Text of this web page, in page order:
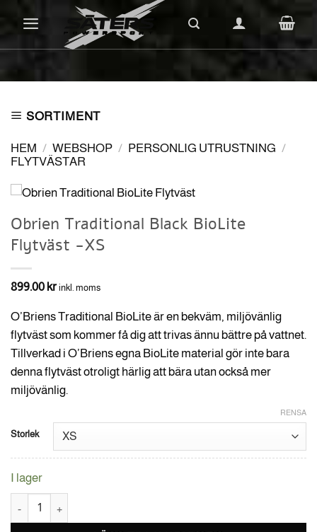
SORTIMENT
HEM / WEBSHOP / PERSONLIG UTRUSTNING /
FLYTVÄSTAR
Obrien Traditional Black BioLite
Flytväst -XS
899.00 kr inkl. moms
O’Briens Traditional BioLite är en bekväm, miljövänlig
flytväst som kommer få dig att trivas ännu bättre på vattnet.
Tillverkad i O’Briens egna BioLite material gör inte bara
denna flytväst otroligt härlig att bära utan också mer
miljövänlig.
Storlek
RENSA
I lager
Obrien Traditional Black BioLite Flytväst -XS mängd